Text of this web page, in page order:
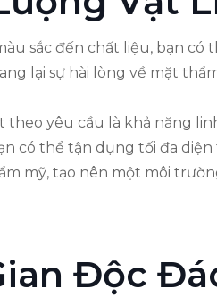
sắc đến chất liệu, bạn
lại sự hài lòng về mặt
theo yêu cầu là khả năng
có thể tận dụng tối đa
mỹ, tạo nên một môi
Độc